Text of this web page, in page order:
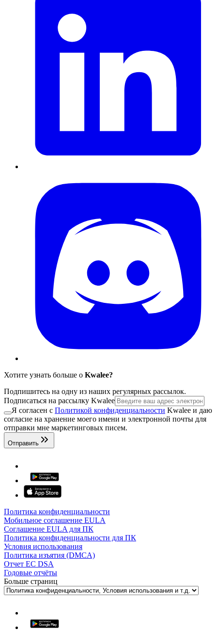
Хотите узнать больше о Kwalee?
Подпишитесь на одну из наших регулярных рассылок.
Подписаться на рассылку Kwalee
Я согласен с Политикой конфиденциальности Kwalee и даю
согласие на хранение моего имени и электронной почты для
отправки мне маркетинговых писем.
Отправить
Политика конфиденциальности
Мобильное соглашение EULA
Соглашение EULA для ПК
Политика конфиденциальности для ПК
Условия использования
Политика изъятия (DMCA)
Отчет ЕС DSA
Годовые отчёты
Больше страниц